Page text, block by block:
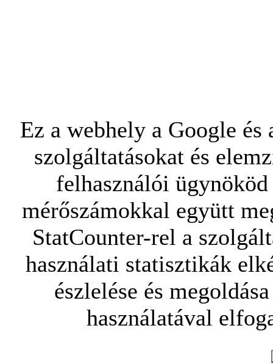
Ez a webhely a Google
szolgáltatásokat és
felhasználói
mérőszámokkal együtt
StatCounter-rel a
használati statisztikák
észlelése és
használatával